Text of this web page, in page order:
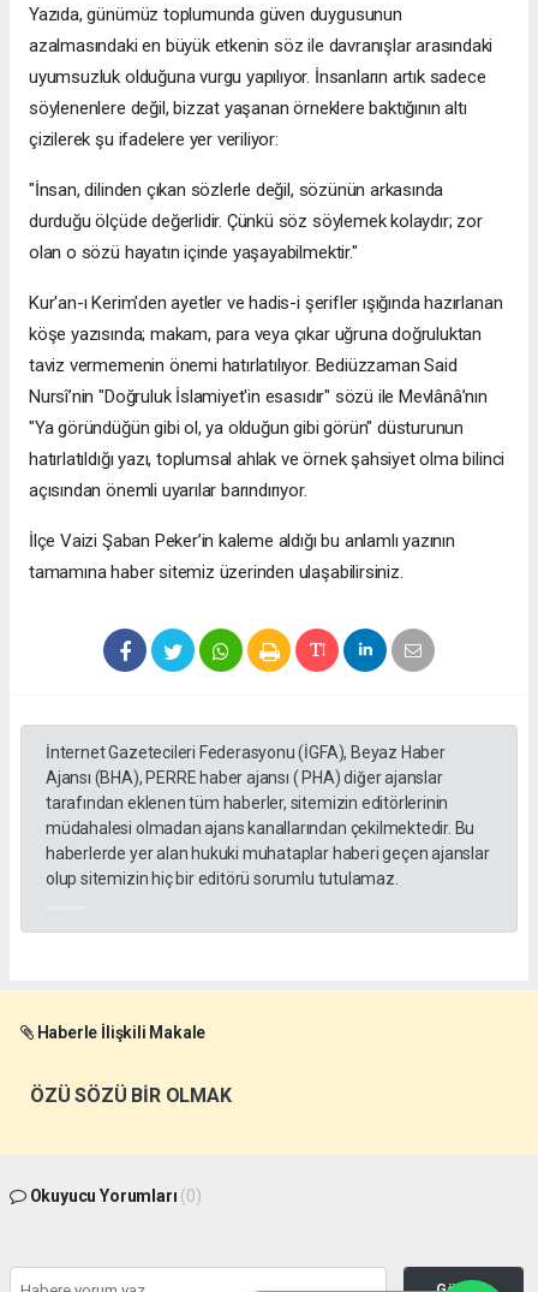
​Yazıda, günümüz toplumunda güven duygusunun
azalmasındaki en büyük etkenin söz ile davranışlar arasındaki
uyumsuzluk olduğuna vurgu yapılıyor. İnsanların artık sadece
söylenenlere değil, bizzat yaşanan örneklere baktığının altı
çizilerek şu ifadelere yer veriliyor:
​"İnsan, dilinden çıkan sözlerle değil, sözünün arkasında
durduğu ölçüde değerlidir. Çünkü söz söylemek kolaydır; zor
olan o sözü hayatın içinde yaşayabilmektir."
​Kur'an-ı Kerim'den ayetler ve hadis-i şerifler ışığında hazırlanan
köşe yazısında; makam, para veya çıkar uğruna doğruluktan
taviz vermemenin önemi hatırlatılıyor. Bediüzzaman Said
Nursî’nin "Doğruluk İslamiyet'in esasıdır" sözü ile Mevlânâ’nın
"Ya göründüğün gibi ol, ya olduğun gibi görün" düsturunun
hatırlatıldığı yazı, toplumsal ahlak ve örnek şahsiyet olma bilinci
açısından önemli uyarılar barındırıyor.
​İlçe Vaizi Şaban Peker’in kaleme aldığı bu anlamlı yazının
tamamına haber sitemiz üzerinden ulaşabilirsiniz.
İnternet Gazetecileri Federasyonu (İGFA), Beyaz Haber
Ajansı (BHA), PERRE haber ajansı ( PHA) diğer ajanslar
tarafından eklenen tüm haberler, sitemizin editörlerinin
müdahalesi olmadan ajans kanallarından çekilmektedir. Bu
haberlerde yer alan hukuki muhataplar haberi geçen ajanslar
olup sitemizin hiç bir editörü sorumlu tutulamaz.
Haberle İlişkili Makale
ÖZÜ SÖZÜ BİR OLMAK
Okuyucu Yorumları (0)